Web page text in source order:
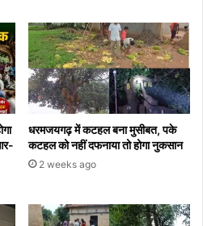
धरमजयगढ़ में कटहल बना मुसीबत, पके
कटहल को नहीं दफनाया तो होगा नुकसान
2 weeks ago